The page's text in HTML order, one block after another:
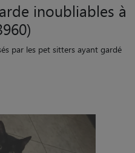
inoubliables à
par les pet sitters ayant gardé